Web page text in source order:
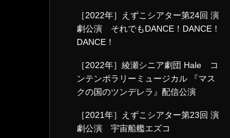
［2022年］えずこシアター第24回 演
劇公演 それでもDANCE！DANCE！
DANCE！
［2022年］綾瀬シニア劇団 Hale コ
ンテンポラリーミュージカル 『マス
クの国のツンデレラ』配信公演
［2021年］えずこシアター第23回 演
劇公演 宇宙船艦エズコ